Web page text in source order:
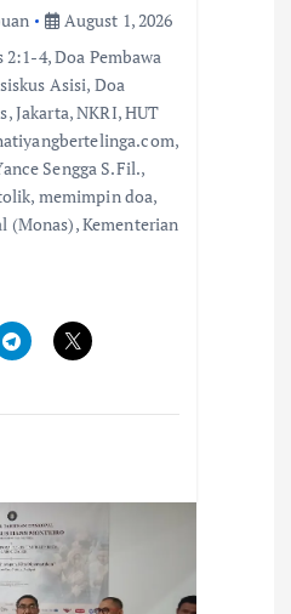
August 1, 2026
4, Doa Pembawa
Asisi, Doa
Jakarta, NKRI, HUT
Sengga S.Fil.,
memimpin doa,
(Monas), Kementerian